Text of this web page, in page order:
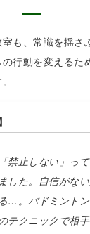
も、常識を揺さ
行動を変えるた
禁止しない」っ
した。自信がな
…。バドミント
テクニックで相